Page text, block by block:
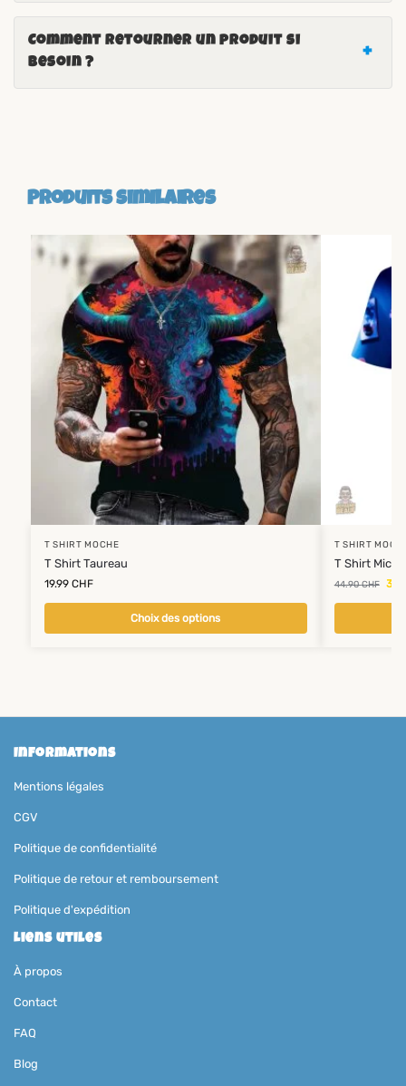
Comment retourner un produit si
besoin ?
Produits similaires
T SHIRT MOCHE
T Shirt Taureau
19.99 CHF
Choix des options
T SHIRT
T Shirt
44.90CHF
Informations
Mentions légales
CGV
Politique de confidentialité
Politique de retour et remboursement
Politique d'expédition
Liens utiles
À propos
Contact
FAQ
Blog